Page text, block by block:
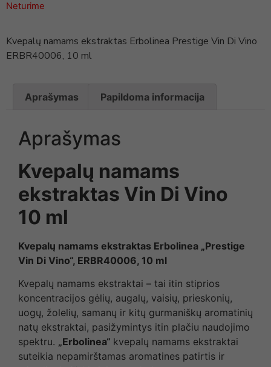
Neturime
Kvepalų namams ekstraktas Erbolinea Prestige Vin Di Vino
ERBR40006, 10 ml
Aprašymas Papildoma informacija
Aprašymas
Kvepalų namams
ekstraktas Vin Di Vino
10 ml
Kvepalų namams ekstraktas Erbolinea „Prestige
Vin Di Vino“, ERBR40006, 10 ml
Kvepalų namams ekstraktai – tai itin stiprios
koncentracijos gėlių, augalų, vaisių, prieskonių,
uogų, žolelių, samanų ir kitų gurmaniškų aromatinių
natų ekstraktai, pasižymintys itin plačiu naudojimo
spektru. „Erbolinea“ kvepalų namams ekstraktai
suteikia nepamirštamas aromatines patirtis ir